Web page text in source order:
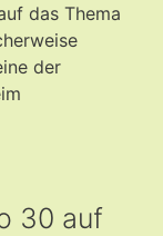
das Thema
der
30 auf